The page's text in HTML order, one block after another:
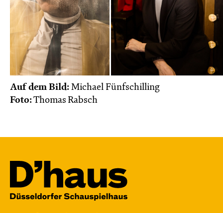
Auf dem Bild: Michael Fünfschilling
Foto:Thomas Rabsch